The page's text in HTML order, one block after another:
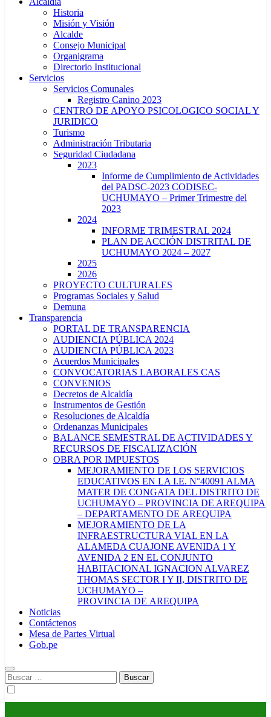
Historia
Misión y Visión
Alcalde
Consejo Municipal
Organigrama
Directorio Institucional
Servicios
Servicios Comunales
Registro Canino 2023
CENTRO DE APOYO PSICOLOGICO SOCIAL Y
JURIDICO
Turismo
Administración Tributaria
Seguridad Ciudadana
2023
Informe de Cumplimiento de Actividades
del PADSC-2023 CODISEC-
UCHUMAYO – Primer Trimestre del
2023
2024
INFORME TRIMESTRAL 2024
PLAN DE ACCIÓN DISTRITAL DE
UCHUMAYO 2024 – 2027
2025
2026
PROYECTO CULTURALES
Programas Sociales y Salud
Demuna
Transparencia
PORTAL DE TRANSPARENCIA
AUDIENCIA PÚBLICA 2024
AUDIENCIA PÚBLICA 2023
Acuerdos Municipales
CONVOCATORIAS LABORALES CAS
CONVENIOS
Decretos de Alcaldía
Instrumentos de Gestión
Resoluciones de Alcaldía
Ordenanzas Municipales
BALANCE SEMESTRAL DE ACTIVIDADES Y
RECURSOS DE FISCALIZACIÓN
OBRA POR IMPUESTOS
MEJORAMIENTO DE LOS SERVICIOS
EDUCATIVOS EN LA I.E. N°40091 ALMA
MATER DE CONGATA DEL DISTRITO DE
UCHUMAYO – PROVINCIA DE AREQUIPA
– DEPARTAMENTO DE AREQUIPA
MEJORAMIENTO DE LA
INFRAESTRUCTURA VIAL EN LA
ALAMEDA CUAJONE AVENIDA 1 Y
AVENIDA 2 EN EL CONJUNTO
HABITACIONAL IGNACION ALVAREZ
THOMAS SECTOR I Y II, DISTRITO DE
UCHUMAYO –
PROVINCIA DE AREQUIPA
Noticias
Contáctenos
Mesa de Partes Virtual
Gob.pe
Buscar: